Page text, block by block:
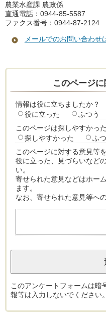
農業水産課 農政係
直通電話：0944-85-5587
ファクス番号：0944-87-2124
メールでのお問い合わせ
このページ
情報は役に立ちましたか？
役に立った
ふつう
このページは探しやすかっ
探しやすかった
ふ
このページに対する意見等
役に立った、見づらいなど
い。
寄せられた意見などはホー
ます。
なお、寄せられた意見等へ
このアンケートフォームは暗
報等は入力しないでください。